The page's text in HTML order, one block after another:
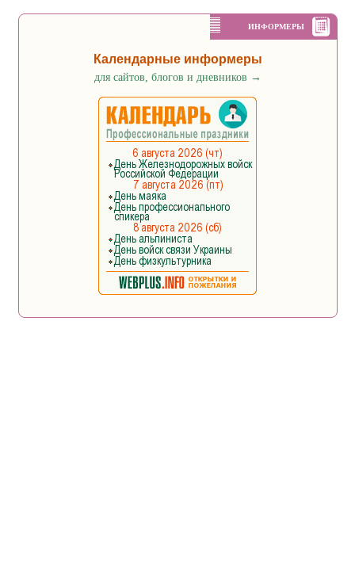
ИНФОРМЕРЫ
Календарные информеры
для сайтов, блогов и дневников →